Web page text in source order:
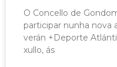
O Concello de
participar nunha nova
verán +Deporte
xullo, ás